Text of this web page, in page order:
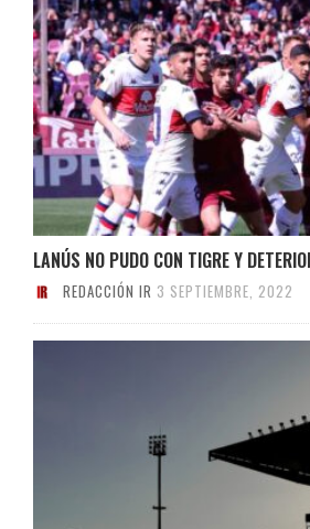
LANÚS NO PUDO CON TIGRE Y
REDACCIÓN IR 3 SEPTIEMBRE, 2022